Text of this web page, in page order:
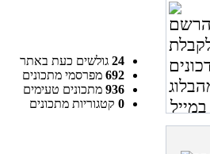
24 גולשים כעת באתר
692 מפרסמי מתכונים
936 מתכונים טעימים
0 קטגוריות מתכונים